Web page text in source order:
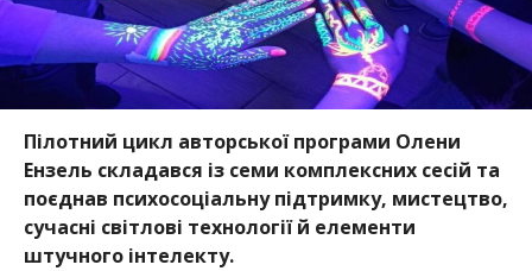
Пілотний цикл авторської програми Олени
Ензель складався із семи комплексних сесій та
поєднав психосоціальну підтримку, мистецтво,
сучасні світлові технології й елементи
штучного інтелекту.